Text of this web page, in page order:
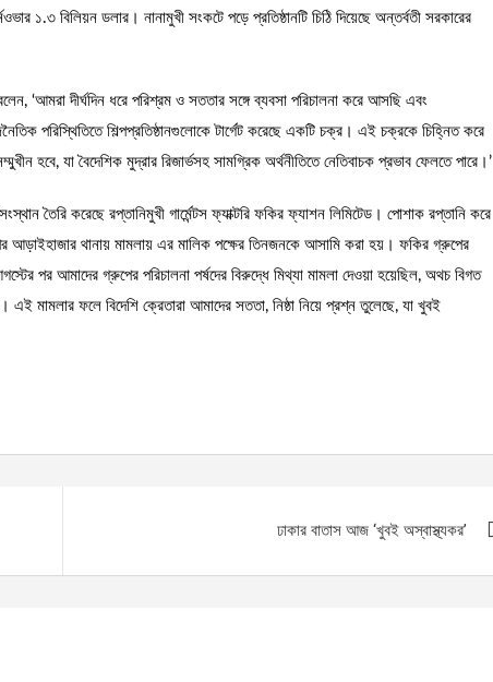
১.৩ বিলিয়ন ডলার। নানামুখী সংকটে পড়ে প্রতিষ্ঠানটি চিঠি দিয়েছে অন্তর্বতী সরকারের
‘আমরা দীর্ঘদিন ধরে পরিশ্রম ও সততার সঙ্গে ব্যবসা পরিচালনা করে আসছি এবং
পরিস্থিতিতে শিল্পপ্রতিষ্ঠানগুলোকে টার্গেট করেছে একটি চক্র। এই চক্রকে চিহ্নিত করে
হবে, যা বৈদেশিক মুদ্রার রিজার্ভসহ সামগ্রিক অর্থনীতিতে নেতিবাচক প্রভাব ফেলতে পারে।’
তৈরি করেছে রপ্তানিমুখী গার্মেন্টস ফ্যাক্টরি ফকির ফ্যাশন লিমিটেড। পোশাক রপ্তানি করে
আড়াইহাজার থানায় মামলায় এর মালিক পক্ষের তিনজনকে আসামি করা হয়। ফকির গ্রুপের
পর আমাদের গ্রুপের পরিচালনা পর্ষদের বিরুদ্ধে মিথ্যা মামলা দেওয়া হয়েছিল, অথচ বিগত
মামলার ফলে বিদেশি ক্রেতারা আমাদের সততা, নিষ্ঠা নিয়ে প্রশ্ন তুলেছে, যা খুবই
ঢাকার বাতাস আজ ‘খুবই অস্বাস্থ্যকর’